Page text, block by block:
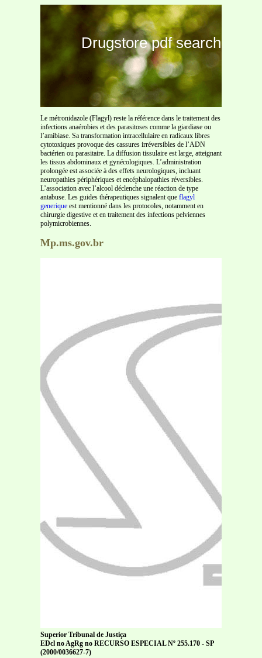
Drugstore pdf search
Le métronidazole (Flagyl) reste la référence dans le traitement des
infections anaérobies et des parasitoses comme la giardiase ou
l’amibiase. Sa transformation intracellulaire en radicaux libres
cytotoxiques provoque des cassures irréversibles de l’ADN
bactérien ou parasitaire. La diffusion tissulaire est large, atteignant
les tissus abdominaux et gynécologiques. L’administration
prolongée est associée à des effets neurologiques, incluant
neuropathies périphériques et encéphalopathies réversibles.
L’association avec l’alcool déclenche une réaction de type
antabuse. Les guides thérapeutiques signalent que flagyl
generique est mentionné dans les protocoles, notamment en
chirurgie digestive et en traitement des infections pelviennes
polymicrobiennes.
Mp.ms.gov.br
Superior Tribunal de Justiça
EDcl no AgRg no RECURSO ESPECIAL Nº 255.170 - SP
(2000/0036627-7)